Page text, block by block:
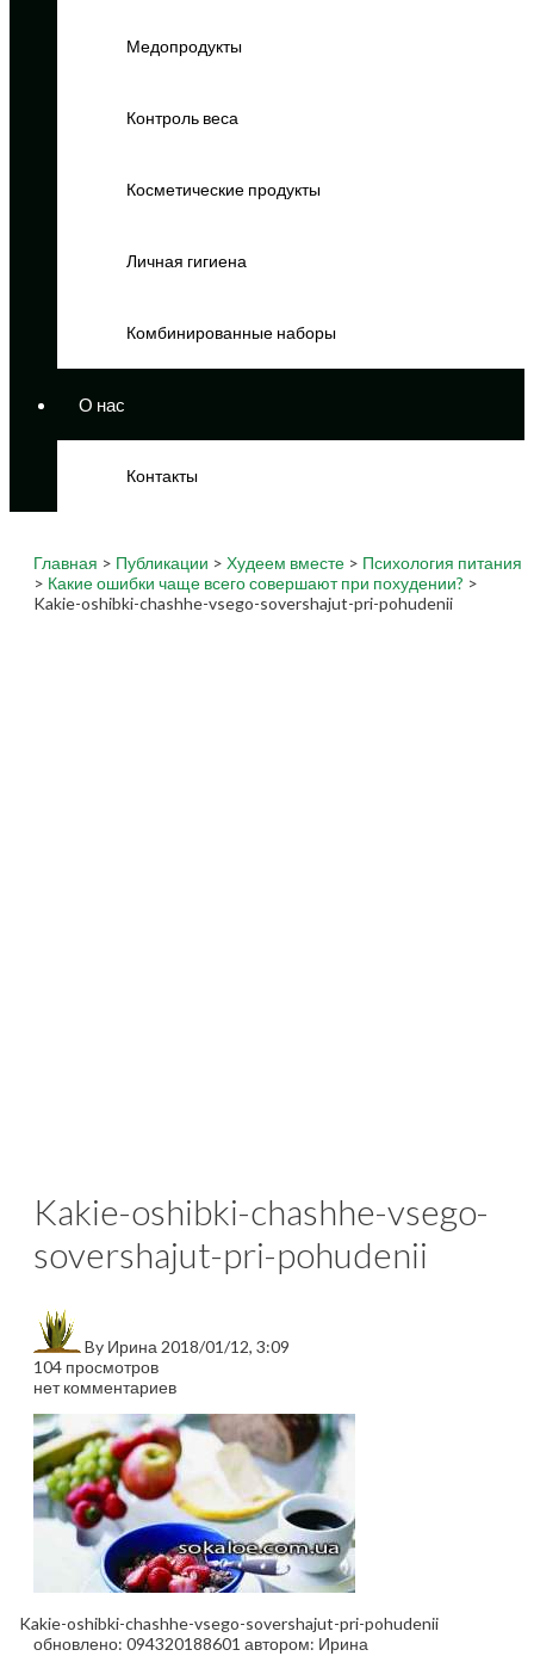
Медопродукты
Контроль веса
Косметические продукты
Личная гигиена
Комбинированные наборы
О нас
Контакты
Главная > Публикации > Худеем вместе > Психология питания
> Какие ошибки чаще всего совершают при похудении? >
Kakie-oshibki-chashhe-vsego-sovershajut-pri-pohudenii
Kakie-oshibki-chashhe-vsego-
sovershajut-pri-pohudenii
By Ирина 2018/01/12, 3:09
104 просмотров
нет комментариев
Kakie-oshibki-chashhe-vsego-sovershajut-pri-pohudenii
обновлено: 094320188601 автором: Ирина